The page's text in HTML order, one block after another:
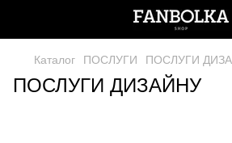
Каталог ПОСЛУГИ ПОСЛУГИ
ПОСЛУГИ ДИЗАЙНУ